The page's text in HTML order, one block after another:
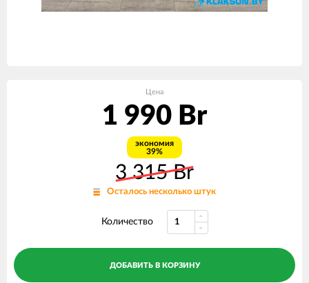
Цена
1 990 Br
экономия
39%
3 315 Br
Осталось несколько штук
Количество
ДОБАВИТЬ В КОРЗИНУ